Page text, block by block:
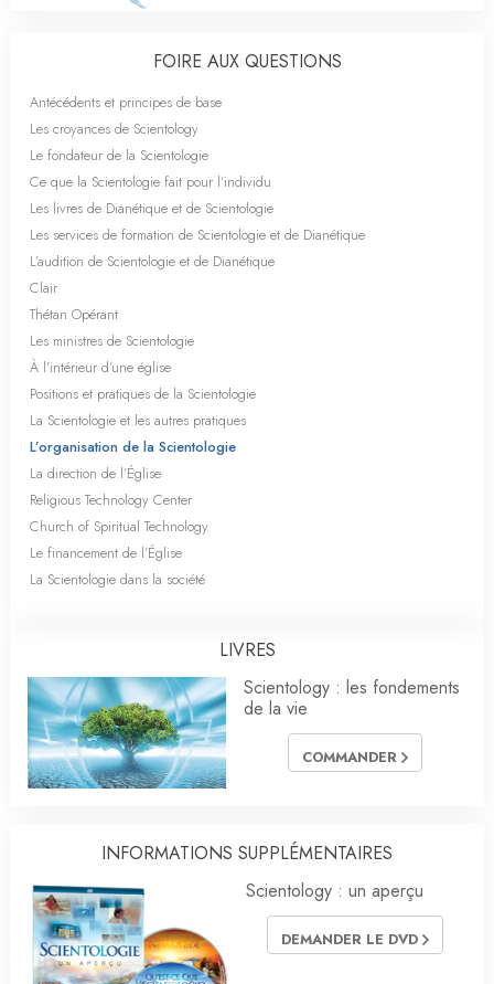
FOIRE AUX QUESTIONS
Antécédents et principes de base
Les croyances de Scientology
Le fondateur de la Scientologie
Ce que la Scientologie fait pour l’individu
Les livres de Dianétique et de Scientologie
Les services de formation de Scientologie et de Dianétique
L’audition de Scientologie et de Dianétique
Clair
Thétan Opérant
Les ministres de Scientologie
À l’intérieur d’une église
Positions et pratiques de la Scientologie
La Scientologie et les autres pratiques
L’organisation de la Scientologie
La direction de l’Église
Religious Technology Center
Church of Spiritual Technology
Le financement de l’Église
La Scientologie dans la société
LIVRES
Scientology : les fondements
de la vie
COMMANDER
INFORMATIONS SUPPLÉMENTAIRES
Scientology : un aperçu
DEMANDER LE DVD